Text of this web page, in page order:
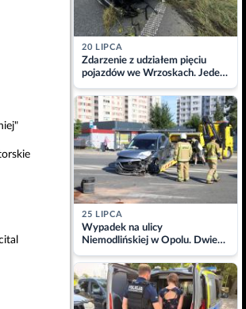
20 LIPCA
Zdarzenie z udziałem pięciu
pojazdów we Wrzoskach. Jeden
z kierowców zabrany w
kajdankach
25 LIPCA
Wypadek na ulicy
Niemodlińskiej w Opolu. Dwie
osoby w szpitalu